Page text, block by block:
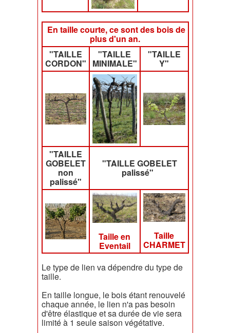
En taille courte, ce sont des bois de
plus d'un an.
"TAILLE
CORDON"
"TAILLE
MINIMALE"
"TAILLE
Y"
"TAILLE
GOBELET
non
palissé"
"TAILLE GOBELET
palissé"
Taille en
Eventail
Taille
CHARMET
Le type de lien va dépendre du type de
taille.
En taille longue, le bois étant renouvelé
chaque année, le lien n'a pas besoin
d'être élastique et sa durée de vie sera
limité à 1 seule saison végétative.